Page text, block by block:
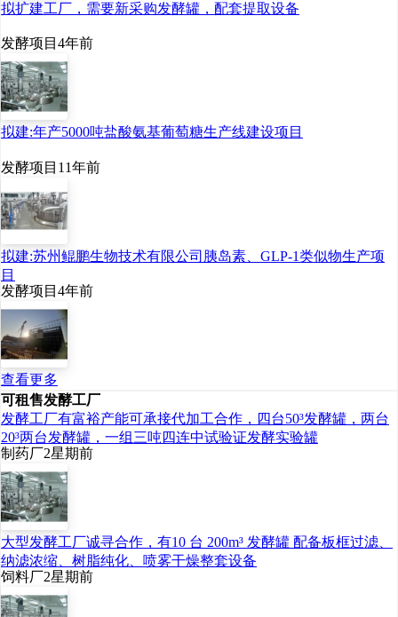
拟扩建工厂，需要新采购发酵罐，配套提取设备
发酵项目 4年前
拟建:年产5000吨盐酸氨基葡萄糖生产线建设项目
发酵项目 11年前
拟建:苏州鲲鹏生物技术有限公司胰岛素、GLP-1类似物生产项
目
发酵项目 4年前
查看更多
可租售发酵工厂
发酵工厂有富裕产能可承接代加工合作，四台50³发酵罐，两台
20³两台发酵罐，一组三吨四连中试验证发酵实验罐
制药厂2星期前
大型发酵工厂诚寻合作，有10 台 200m³ 发酵罐 配备板框过滤、
纳滤浓缩、树脂纯化、喷雾干燥整套设备
饲料厂2星期前